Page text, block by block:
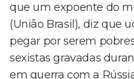
que um expoente do
(União Brasil), diz que
pegar por serem
sexistas gravadas
em guerra com a